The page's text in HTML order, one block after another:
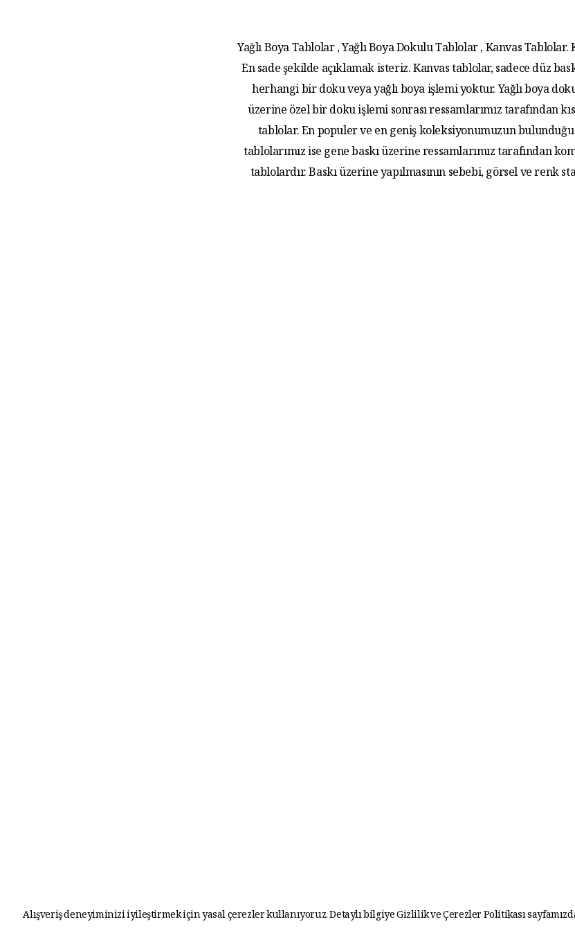
Alışveriş deneyiminizi iyileştirmek için yasal çerezler kullanıyoruz. Detaylı bilgiyeGizlilik ve Çerezler Politikası
Yağlı Boya Tablolar , Yağlı Boya Dokulu Tablolar , Kanvas Tablolar.
En sade şekilde açıklamak isteriz. Kanvas tablolar, sadece düz
herhangi bir doku veya yağlı boya işlemi yoktur. Yağlı boya
üzerine özel bir doku işlemi sonrası ressamlarımız tarafından
tablolar. En populer ve en geniş koleksiyonumuzun
tablolarımız ise gene baskı üzerine ressamlarımız tarafından
tablolardır. Baskı üzerine yapılmasının sebebi, görsel ve renk